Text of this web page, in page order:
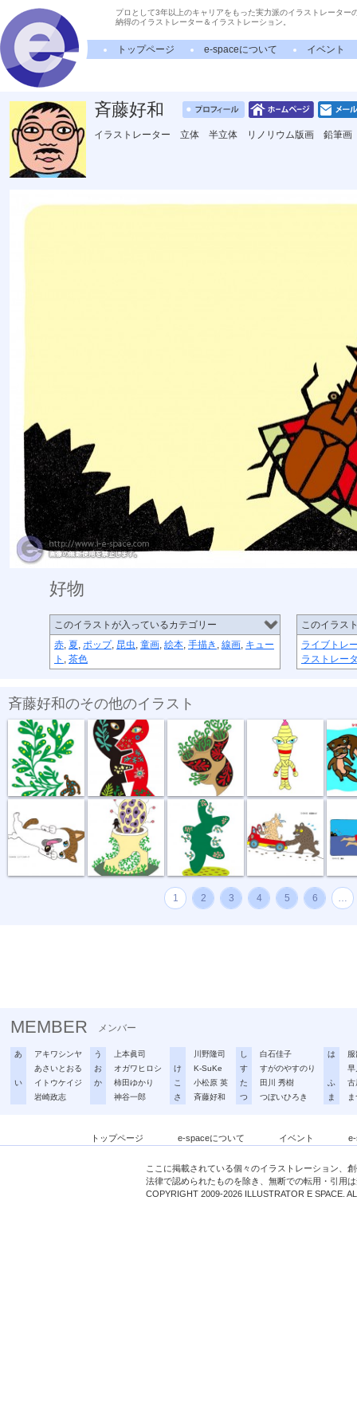
プロとして3年以上のキャリアをもった実力派のイラストレーター
納得のイラストレーター＆イラストレーション。
トップページ e-spaceについて イベント
斉藤好和
イラストレーター 立体 半立体 リノリウム版画 鉛筆画
好物
このイラストが入っているカテゴリー
赤, 夏, ポップ, 昆虫, 童画, 絵本, 手描き , 線画, キュー
ト , 茶色
このイラス
ライブトレ
ラストレー
斉藤好和のその他のイラスト
植物のチカラ 組み合わせ 植木鉢
どう、このポ... おいしい匂い 新しい種 坂道登れば 遠泳
1 2 3 4 5 6 …
MEMBER メンバー
あ
アキワシンヤ
あさいとおる
い
イトウケイジ
岩崎政志
う
上本眞司
お
オガワヒロシ
か
柿田ゆかり
神谷一郎
川野隆司
け
K-SuKe
こ
小松原 英
さ
斉藤好和
し
白石佳子
す
すがのやすのり
た
田川 秀樹
つ
つぼいひろき
は
早
ふ
古
ま
トップページ e-spaceについて イベント
ここに掲載されている個々のイラストレーション、
法律で認められたものを除き、無断での転用・引用
COPYRIGHT 2009-2026 ILLUSTRATOR E SPACE.